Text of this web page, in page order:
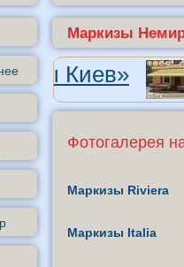
Маркизы
Киев»
Фотогалерея
Маркизы Riviera
Маркизы Italia